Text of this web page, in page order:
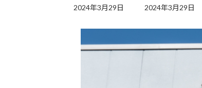
2024年3月29日
最
日
2024年3月29日